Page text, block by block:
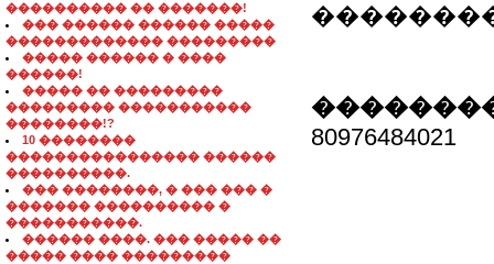
���������� �� �������!
��� ������ ������ �����
������������� ���������
����� ������ � ����
������!
����� �� ���������
��������� �����������
��������!?
10 ��������
���������������� ������
����������.
��� ��������, � ��� ��� �
������� ���������� �
�����������.
������ ����. ��� ����� ��
����� ���� ���������
80976484021